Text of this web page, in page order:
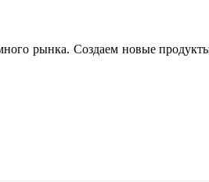
рынка. Создаем новые